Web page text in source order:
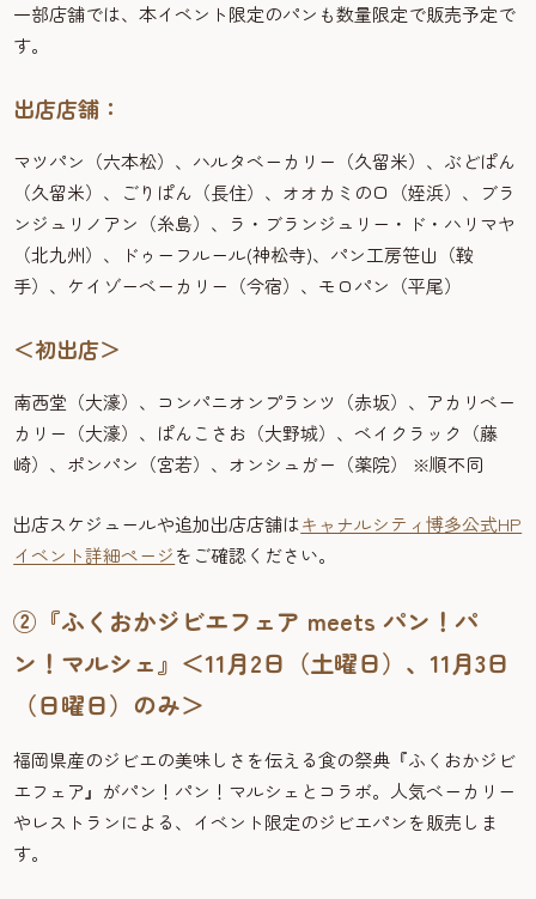
一部店舗では、本イベント限定のパンも数量限定で販売予定で
す。
出店店舗：
マツパン（六本松）、ハルタベーカリー（久留米）、ぶどぱん
（久留米）、ごりぱん（長住）、オオカミの口（姪浜）、ブラ
ンジュリノアン（糸島）、ラ・ブランジュリー・ド・ハリマヤ
（北九州）、ドゥーフルール(神松寺)、パン工房笹山（鞍
手）、ケイゾーベーカリー（今宿）、モロパン（平尾）
＜初出店＞
南西堂（大濠）、コンパニオンプランツ（赤坂）、アカリベー
カリー（大濠）、ぱんこさお（大野城）、ベイクラック（藤
崎）、ポンパン（宮若）、オンシュガー（薬院） ※順不同
出店スケジュールや追加出店店舗はキャナルシティ博多公式HP
イベント詳細ページをご確認ください。
②『ふくおかジビエフェア meets パン！パ
ン！マルシェ』＜11月2日（土曜日）、11月3日
（日曜日）のみ＞
福岡県産のジビエの美味しさを伝える食の祭典『ふくおかジビ
エフェア』がパン！パン！マルシェとコラボ。人気ベーカリー
やレストランによる、イベント限定のジビエパンを販売しま
す。